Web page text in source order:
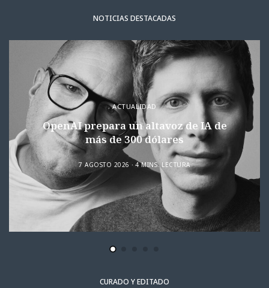
NOTICIAS DESTACADAS
ACTUALIDAD
OpenAI prepara un altavoz de IA de
más de 300 dólares
7 AGOSTO 2026 4 MINS. LECTURA
CURADO Y EDITADO